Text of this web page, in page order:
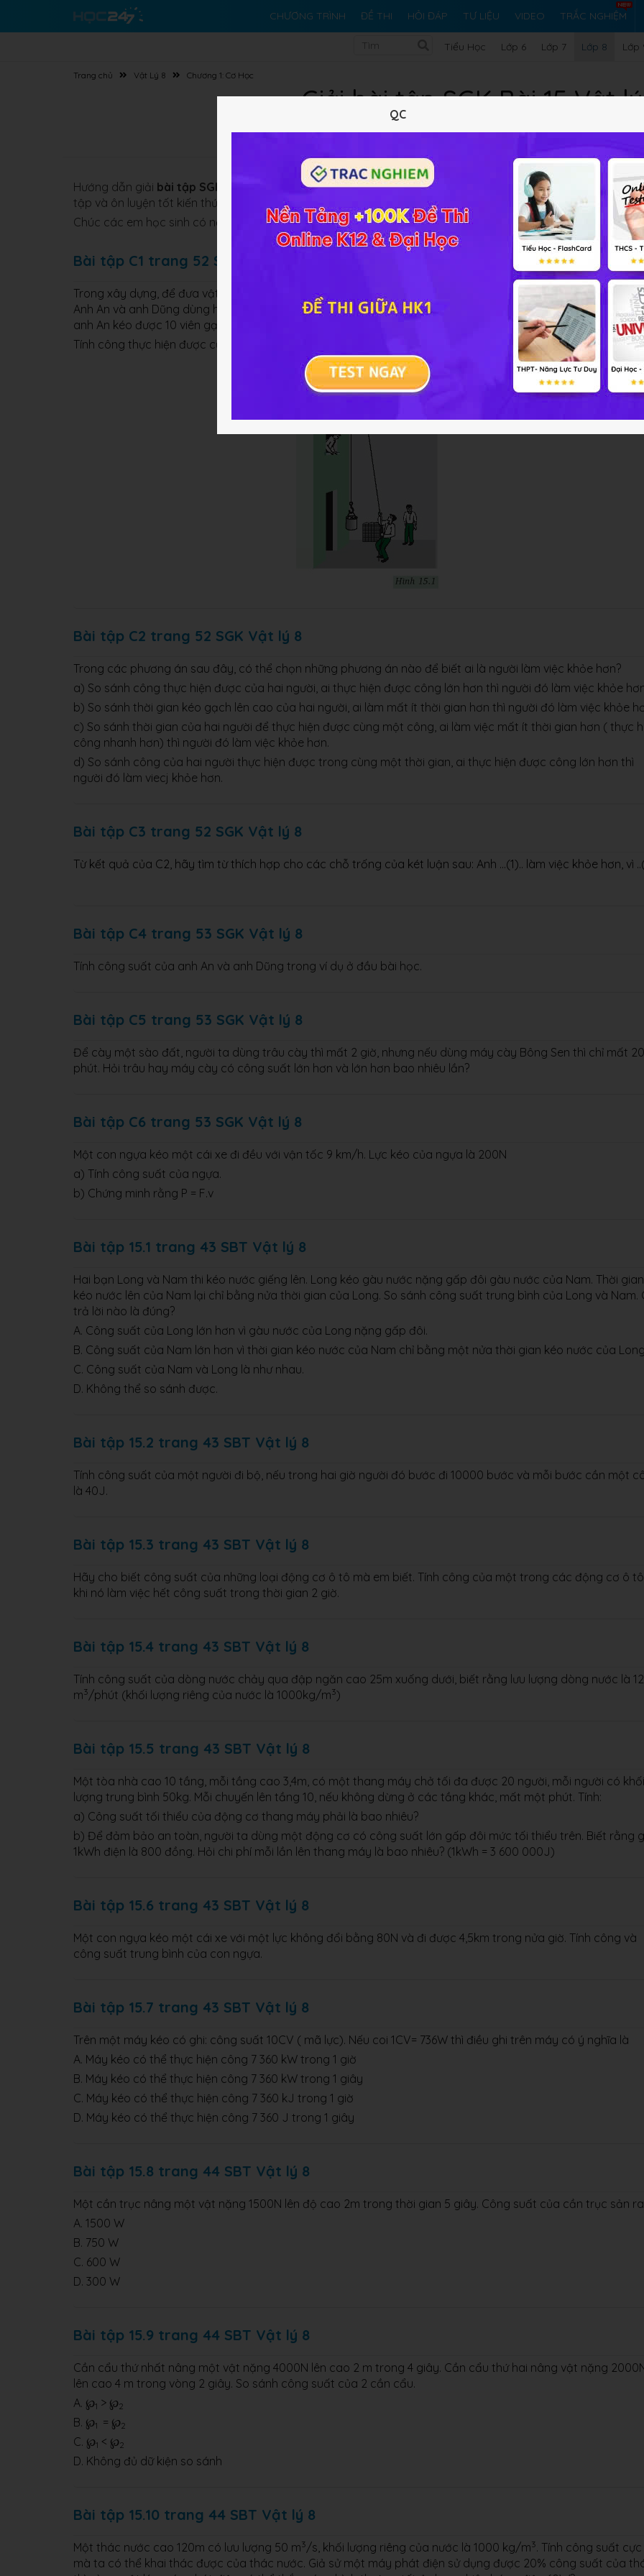
CHƯƠNG TRÌNH ĐỀ THI HỎI ĐÁP TƯ LIỆU VIDEO TRẮC NGHIỆM
Tiểu Học Lớp 6 Lớp 7 Lớp 8 Lớp
Trang chủ Vật Lý 8 Chương 1: Cơ Học
Giải bài tập SGK Bài 15 Vật
Hướng dẫn giải bài tập SGK Công suấtgiúp các em học sinh năm vững phương pháp giải bài
tập và ôn luyện tốt kiến thức.
Chúc các em học sinh có nền tảng kiến thức Vật lý thật tốt nhé!
Bài tập C1 trang 52 SGK Vật lý 8
Trong xây dựng, để đưa vật liệu lên cao người ta thường dùng dây kéo vắt qua ròng rọc cố định như hình
Anh An và anh Dũng dùng hệ thống này đưa gạch lên tầng hai, cao 4m, mỗi viên gạch đều nạng 16N. Mỗi lần
anh An kéo được 10 viên gạch mất 50 giây. Còn anh Dũng mỗi lần kéo được 15 viên gạch mất 60 giây.
Tính công thực hiện được của anh An và anh Dũng.
Bài tập C2 trang 52 SGK Vật lý 8
Trong các phương án sau đây, có thể chọn những phương án nào để biết ai là người làm việc khỏe hơn?
a) So sánh công thực hiện được của hai người, ai thực hiện được công lớn hơn thì người đó làm việc khỏe
b) So sánh thời gian kéo gạch lên cao của hai người, ai làm mất ít thời gian hơn thì người đó làm việc khỏe
c) So sánh thời gian của hai người để thực hiện được cùng một công, ai làm việc mất ít thời gian hơn ( thực
công nhanh hơn) thì người đó làm việc khỏe hơn.
d) So sánh công của hai người thực hiện được trong cùng một thời gian, ai thực hiện được công lớn hơn thì
người đó làm viecj khỏe hơn.
Bài tập C3 trang 52 SGK Vật lý 8
Từ kết quả của C2, hãy tìm từ thích hợp cho các chỗ trống của két luận sau: Anh ...(1).. làm việc khỏe hơn, vì
Bài tập C4 trang 53 SGK Vật lý 8
Tính công suất của anh An và anh Dũng trong ví dụ ở đầu bài học.
Bài tập C5 trang 53 SGK Vật lý 8
Để cày một sào đất, người ta dùng trâu cày thì mất 2 giờ, nhưng nếu dùng máy cày Bông Sen thì chỉ mất 20
phút. Hỏi trâu hay máy cày có công suất lớn hơn và lớn hơn bao nhiêu lần?
Bài tập C6 trang 53 SGK Vật lý 8
Một con ngựa kéo một cái xe đi đều với vận tốc 9 km/h. Lực kéo của ngựa là 200N
a) Tính công suất của ngựa.
b) Chứng minh rằng P = F.v
Bài tập 15.1 trang 43 SBT Vật lý 8
Hai bạn Long và Nam thi kéo nước giếng lên. Long kéo gàu nước nặng gấp đôi gàu nước của Nam. Thời gian
kéo nước lên của Nam lại chỉ bằng nửa thời gian của Long. So sánh công suất trung bình của Long và Nam.
trả lời nào là đúng?
A. Công suất của Long lớn hơn vì gàu nước của Long nặng gấp đôi.
B. Công suất của Nam lớn hơn vì thời gian kéo nước của Nam chỉ bằng một nửa thời gian kéo nước của
C. Công suất của Nam và Long là như nhau.
D. Không thể so sánh được.
Bài tập 15.2 trang 43 SBT Vật lý 8
Tính công suất của một người đi bộ, nếu trong hai giờ người đó bước đi 10000 bước và mỗi bước cần một
là 40J.
Bài tập 15.3 trang 43 SBT Vật lý 8
Hãy cho biết công suất của những loại động cơ ô tô mà em biết. Tính công của một trong các động cơ ô
khi nó làm việc hết công suất trong thời gian 2 giờ.
Bài tập 15.4 trang 43 SBT Vật lý 8
Tính công suất của dòng nước chảy qua đập ngăn cao 25m xuống dưới, biết rằng lưu lượng dòng nước là
m3/phút (khối lượng riêng của nước là 1000kg/m3)
Bài tập 15.5 trang 43 SBT Vật lý 8
Một tòa nhà cao 10 tầng, mỗi tầng cao 3,4m, có một thang máy chở tối đa được 20 người, mỗi người có khối
lượng trung bình 50kg. Mỗi chuyến lên tầng 10, nếu không dừng ở các tầng khác, mất một phút. Tính:
a) Công suất tối thiểu của động cơ thang máy phải là bao nhiêu?
b) Để đảm bảo an toàn, người ta dùng một động cơ có công suất lớn gấp đôi mức tối thiểu trên. Biết rằng
1kWh điện là 800 đồng. Hỏi chi phí mỗi lần lên thang máy là bao nhiêu? (1kWh = 3 600 000J)
Bài tập 15.6 trang 43 SBT Vật lý 8
Một con ngựa kéo một cái xe với một lực không đổi bằng 80N và đi được 4,5km trong nửa giờ. Tính công và
công suất trung bình của con ngựa.
Bài tập 15.7 trang 43 SBT Vật lý 8
Trên một máy kéo có ghi: công suất 10CV ( mã lực). Nếu coi 1CV= 736W thì điều ghi trên máy có ý nghĩa là
A. Máy kéo có thể thực hiện công 7 360 kW trong 1 giờ
B. Máy kéo có thể thực hiện công 7 360 kW trong 1 giây
C. Máy kéo có thể thực hiện công 7 360 kJ trong 1 giờ
D. Máy kéo có thể thực hiện công 7 360 J trong 1 giây
Bài tập 15.8 trang 44 SBT Vật lý 8
Một cần trục nâng một vật nặng 1500N lên độ cao 2m trong thời gian 5 giây. Công suất của cần trục sản
A. 1500 W
B. 750 W
C. 600 W
D. 300 W
Bài tập 15.9 trang 44 SBT Vật lý 8
Cần cẩu thứ nhất nâng một vật nặng 4000N lên cao 2 m trong 4 giây. Cần cẩu thứ hai nâng vật nặng
lên cao 4 m trong vòng 2 giây. So sánh công suất của 2 cần cẩu.
A. ℘1 > ℘2
B. ℘1 = ℘2
C. ℘1 < ℘2
D. Không đủ dữ kiện so sánh
Bài tập 15.10 trang 44 SBT Vật lý 8
Một thác nước cao 120m có lưu lượng 50 m3/s, khối lượng riêng của nước là 1000 kg/m3. Tính công suất
mà ta có thể khai thác được của thác nước. Giả sử một máy phát điện sử dụng được 20% công suất của
QC